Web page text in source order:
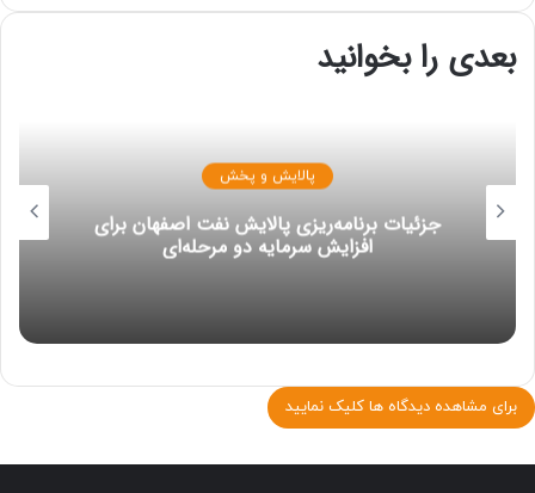
بعدی را بخوانید
پالایش و پخش
جزئیات برنامه‌ریزی پالایش نفت اصفهان برای
افزایش سرمایه دو مرحله‌ای
برای مشاهده دیدگاه ها کلیک نمایید